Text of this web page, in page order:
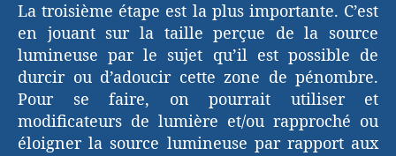
La troisième étape est la plus importante. C’est
en jouant sur la taille perçue de la source
lumineuse par le sujet qu’il est possible de
durcir ou d’adoucir cette zone de pénombre.
Pour se faire, on pourrait utiliser et
modificateurs de lumière et/ou rapproché ou
éloigner la source lumineuse par rapport aux